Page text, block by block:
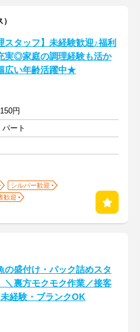
スタッフ】未経験歓迎♪福利
実◎家庭の調理経験も活か
広い年齢活躍中★
円
ート
シルバー歓迎
歓迎
の盛付け・パック詰めスタ
＼裏方モクモク作業／接客
経験・ブランクOK